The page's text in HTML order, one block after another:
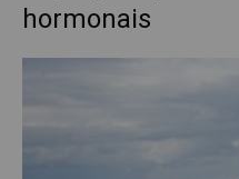
hormonais